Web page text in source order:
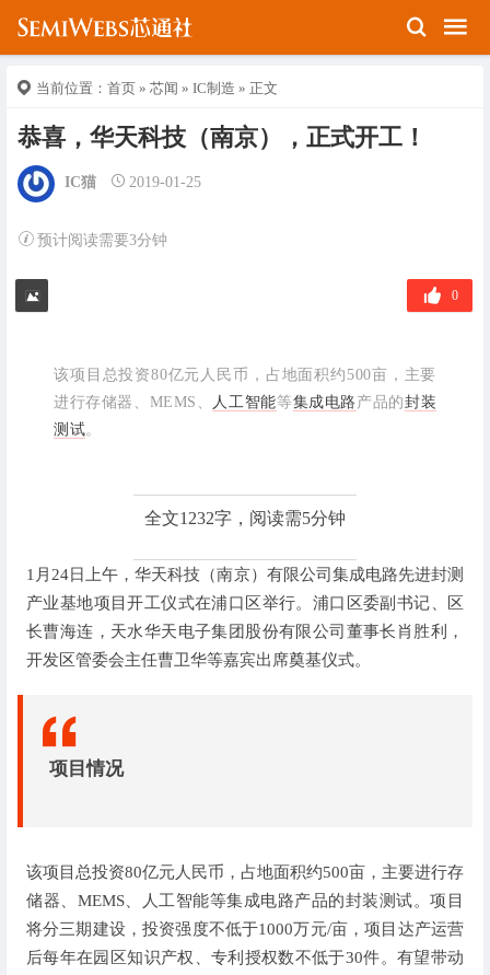
当前位置： 首页 » 芯闻 » IC制造 » 正文
恭喜，华天科技（南京），正式开工！
IC猫 2019-01-25
预计阅读需要3分钟
0
该项目总投资80亿元人民币，占地面积约500亩，主要
进行存储器、MEMS、
人工智能等集成电路 产品的封装
测试。
全文1232字，阅读需5分钟
1月24日上午，华天科技（南京）有限公司集成电路先进封测
产业基地项目开工仪式在浦口区举行。 浦口区委副书记、区
长曹海连，天水华天电子集团股份有限公司董事长肖胜利，
开发区管委会主任曹卫华等嘉宾出席奠基仪式。
项目情况
该项目总投资80亿元人民币，占地面积约500亩，主要进行存
储器、MEMS、人工智能等集成电路产品的封装测试。项目
将分三期建设，投资强度不低于1000万元/亩，项目达产运营
后每年在园区知识产权、专利授权数不低于30件。有望带动